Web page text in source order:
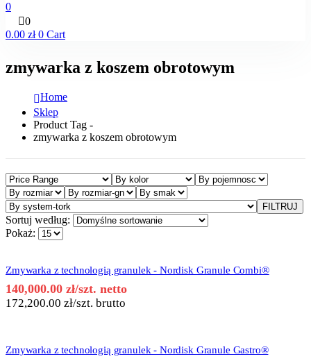
0
0
0.00 zł 0 Cart
zmywarka z koszem obrotowym
Home
Sklep
Product Tag -
zmywarka z koszem obrotowym
FILTRUJ
Sortuj według:
Pokaż:
Zmywarka z technologią granulek - Nordisk Granule Combi®
140,000.00 zł/szt. netto
172,200.00 zł/szt. brutto
Zmywarka z technologią granulek - Nordisk Granule Gastro®